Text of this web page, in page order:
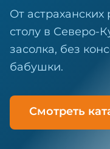
От
столу в Северо-
засолка, без
бабушки.
Смотреть